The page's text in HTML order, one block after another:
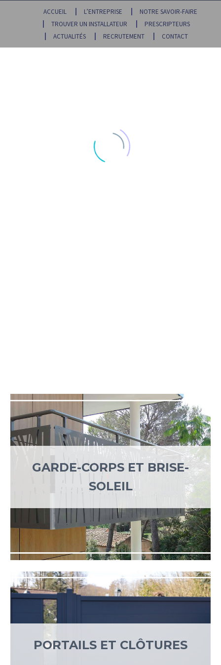
ACCUEIL L’ENTREPRISE
NOTRE SAVOIR-FAIRE
TROUVER UN INSTALLATEUR
PRESCRIPTEURS
ACTUALITÉS
RECRUTEMENT CONTACT
GARDE-CORPS ET BRISE-
SOLEIL
PORTAILS ET CLÔTURES